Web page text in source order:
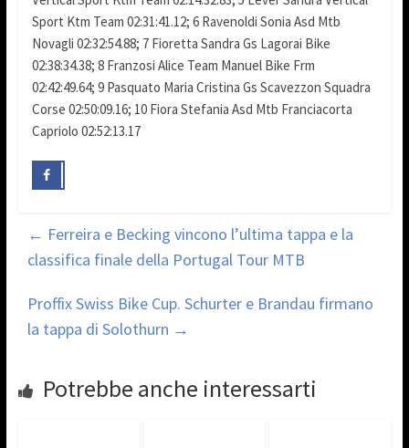
Sport Ktm Team 02:31:41.12; 6 Ravenoldi Sonia Asd Mtb
Novagli 02:32:54.88; 7 Fioretta Sandra Gs Lagorai Bike
02:38:34.38; 8 Franzosi Alice Team Manuel Bike Frm
02:42:49.64; 9 Pasquato Maria Cristina Gs Scavezzon Squadra
Corse 02:50:09.16; 10 Fiora Stefania Asd Mtb Franciacorta
Capriolo 02:52:13.17
← Ferreira e Becking vincono l’ultima tappa e la
classifica finale della Portugal Tour MTB
Proffix Swiss Bike Cup. Schurter e Brandau firmano
la tappa di Solothurn →
Potrebbe anche interessarti